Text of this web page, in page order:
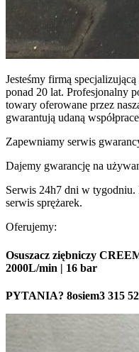
Jesteśmy firmą
ponad 20 lat. Profesjonalny
towary oferowane przez
gwarantują udaną
Zapewniamy serwis
Dajemy gwarancję na
Serwis 24h7 dni w tygodniu.
serwis sprężarek.
Oferujemy:
Osuszacz ziębniczy
2000L/min | 16 bar
PYTANIA? 8osiem3 315